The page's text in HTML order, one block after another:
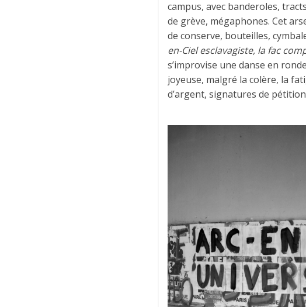
campus, avec banderoles,
de grève, mégaphones. Cet
de conserve, bouteilles,
en-Ciel esclavagiste, la fac
s’improvise une danse en
joyeuse, malgré la colère, la
d’argent, signatures de